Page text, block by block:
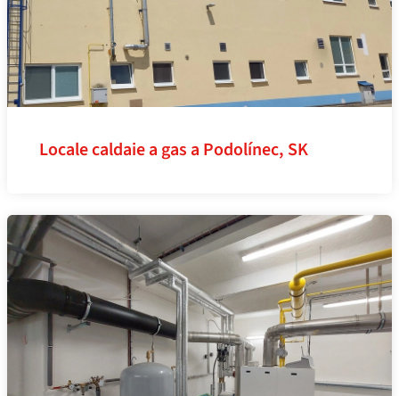
Locale caldaie a gas a Podolínec, SK